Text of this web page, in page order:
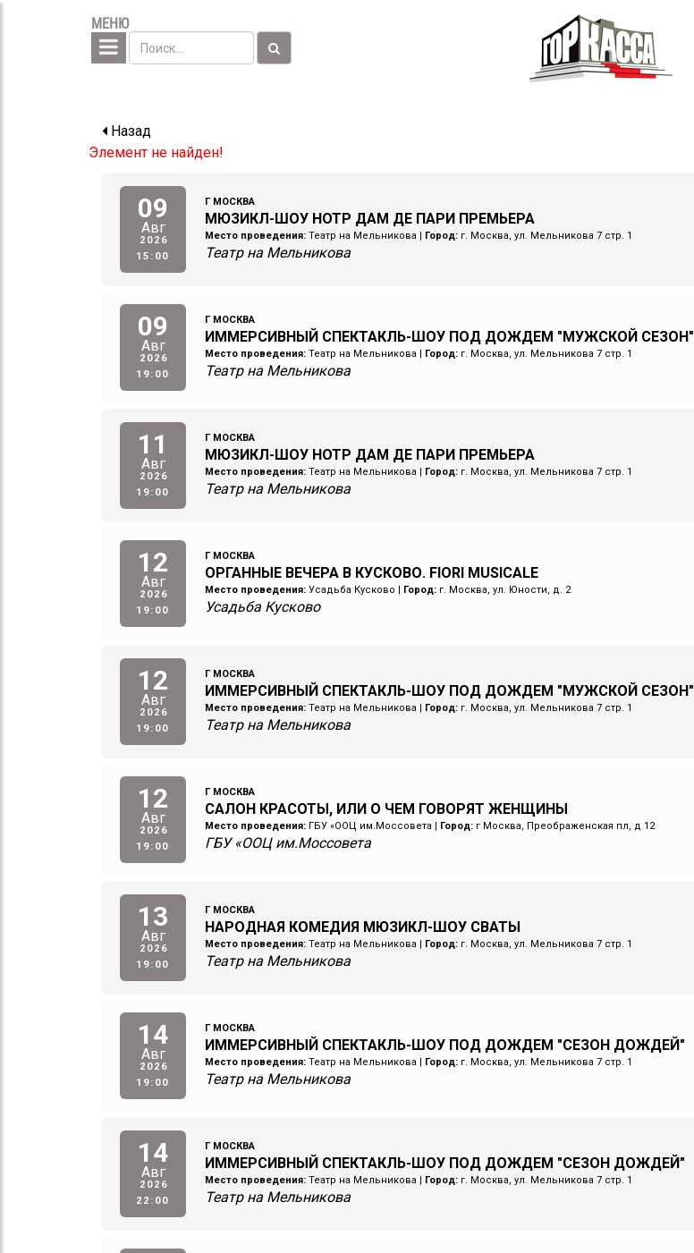
МЕНЮ
Назад
Элемент не найден!
09
Авг
2026
15:00
Г МОСКВА
МЮЗИКЛ-ШОУ НОТР ДАМ ДЕ ПАРИ ПРЕМЬЕРА
Место проведения:Театр на Мельникова | Город:г. Москва, ул. Мельникова 7 стр. 1
Театр на Мельникова
09
Авг
2026
19:00
Г МОСКВА
ИММЕРСИВНЫЙ СПЕКТАКЛЬ-ШОУ ПОД ДОЖДЕМ "МУЖСКОЙ СЕЗОН"
Место проведения:Театр на Мельникова | Город:г. Москва, ул. Мельникова 7 стр. 1
Театр на Мельникова
11
Авг
2026
19:00
Г МОСКВА
МЮЗИКЛ-ШОУ НОТР ДАМ ДЕ ПАРИ ПРЕМЬЕРА
Место проведения:Театр на Мельникова | Город:г. Москва, ул. Мельникова 7 стр. 1
Театр на Мельникова
12
Авг
2026
19:00
Г МОСКВА
ОРГАННЫЕ ВЕЧЕРА В КУСКОВО. FIORI MUSICALE
Место проведения:Усадьба Кусково | Город:г. Москва, ул. Юности, д. 2
Усадьба Кусково
12
Авг
2026
19:00
Г МОСКВА
ИММЕРСИВНЫЙ СПЕКТАКЛЬ-ШОУ ПОД ДОЖДЕМ "МУЖСКОЙ СЕЗОН"
Место проведения:Театр на Мельникова | Город:г. Москва, ул. Мельникова 7 стр. 1
Театр на Мельникова
12
Авг
2026
19:00
Г МОСКВА
САЛОН КРАСОТЫ, ИЛИ О ЧЕМ ГОВОРЯТ ЖЕНЩИНЫ
Место проведения:ГБУ «ООЦ им.Моссовета | Город:г Москва, Преображенская пл, д 12
ГБУ «ООЦ им.Моссовета
13
Авг
2026
19:00
Г МОСКВА
НАРОДНАЯ КОМЕДИЯ МЮЗИКЛ-ШОУ СВАТЫ
Место проведения:Театр на Мельникова | Город:г. Москва, ул. Мельникова 7 стр. 1
Театр на Мельникова
14
Авг
2026
19:00
Г МОСКВА
ИММЕРСИВНЫЙ СПЕКТАКЛЬ-ШОУ ПОД ДОЖДЕМ "СЕЗОН ДОЖДЕЙ"
Место проведения:Театр на Мельникова | Город:г. Москва, ул. Мельникова 7 стр. 1
Театр на Мельникова
14
Авг
2026
22:00
Г МОСКВА
ИММЕРСИВНЫЙ СПЕКТАКЛЬ-ШОУ ПОД ДОЖДЕМ "СЕЗОН ДОЖДЕЙ"
Место проведения:Театр на Мельникова | Город:г. Москва, ул. Мельникова 7 стр. 1
Театр на Мельникова